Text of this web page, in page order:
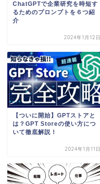
ChatGPTで企業研究を時短す
るためのプロンプトを６つ紹
介
2024年1月12日
【ついに開始】GPTストアと
は？GPT Storeの使い方につ
いて徹底解説！
2024年1月11日